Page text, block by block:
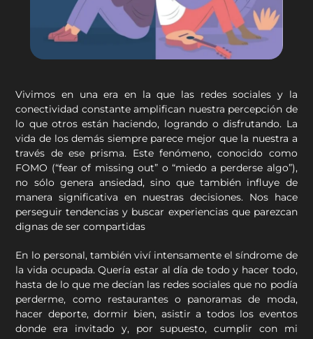
Vivimos en una era en la que las redes sociales y la
conectividad constante amplifican nuestra percepción de
lo que otros están haciendo, logrando o disfrutando. La
vida de los demás siempre parece mejor que la nuestra a
través de ese prisma. Este fenómeno, conocido como
FOMO (“fear of missing out” o “miedo a perderse algo”),
no sólo genera ansiedad, sino que también influye de
manera significativa en nuestras decisiones. Nos hace
perseguir tendencias y buscar experiencias que parezcan
dignas de ser compartidas
En lo personal, también viví intensamente el síndrome de
la vida ocupada. Quería estar al día de todo y hacer todo,
hasta de lo que me decían las redes sociales que no podía
perderme, como restaurantes o panoramas de moda,
hacer deporte, dormir bien, asistir a todos los eventos
donde era invitado y, por supuesto, cumplir con mi